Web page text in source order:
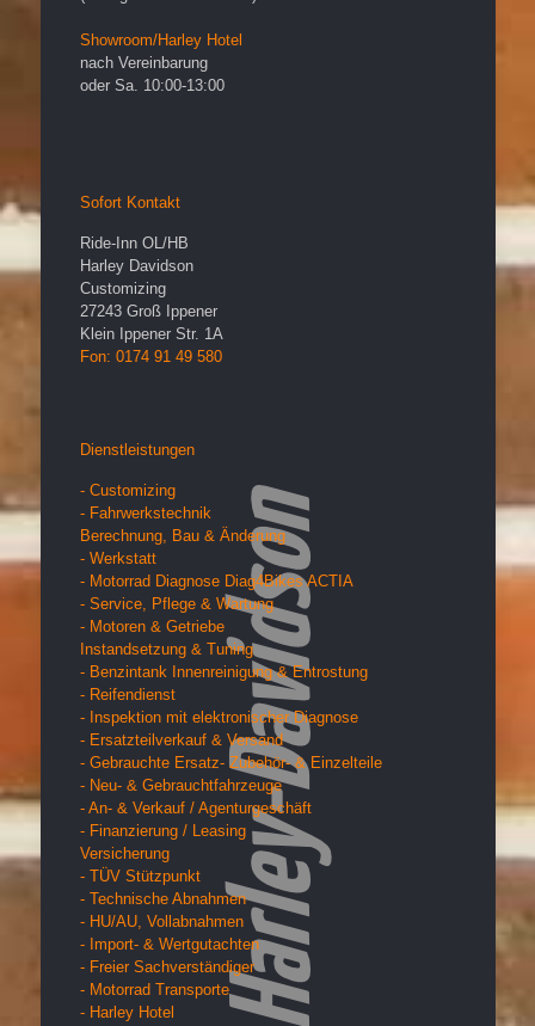
Showroom/Harley Hotel
nach Vereinbarung
oder Sa. 10:00-13:00
Sofort Kontakt
Ride-Inn OL/HB
Harley Davidson
Customizing
27243 Groß Ippener
Klein Ippener Str. 1A
Fon: 0174 91 49 580
Dienstleistungen
- Customizing
- Fahrwerkstechnik
Berechnung, Bau & Änderung
- Werkstatt
- Motorrad Diagnose Diag4Bikes ACTIA
- Service, Pflege & Wartung
- Motoren & Getriebe
Instandsetzung & Tuning
- Benzintank Innenreinigung & Entrostung
- Reifendienst
- Inspektion mit elektronischer Diagnose
- Ersatzteilverkauf & Versand
- Gebrauchte Ersatz- Zubehör- & Einzelteile
- Neu- & Gebrauchtfahrzeuge
- An- & Verkauf / Agenturgeschäft
- Finanzierung / Leasing
Versicherung
- TÜV Stützpunkt
- Technische Abnahmen
- HU/AU, Vollabnahmen
- Import- & Wertgutachten
- Freier Sachverständiger
- Motorrad Transporte
- Harley Hotel